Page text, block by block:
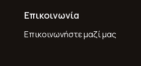
Επικοινωνία
Επικοινωνήστε μαζί μας